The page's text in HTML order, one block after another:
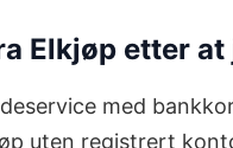
Elkjøp etter
med
uten registrert